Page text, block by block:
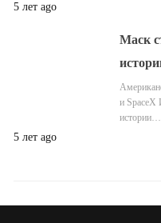
5 лет ago
Маск
и SpaceX
истории…
5 лет ago